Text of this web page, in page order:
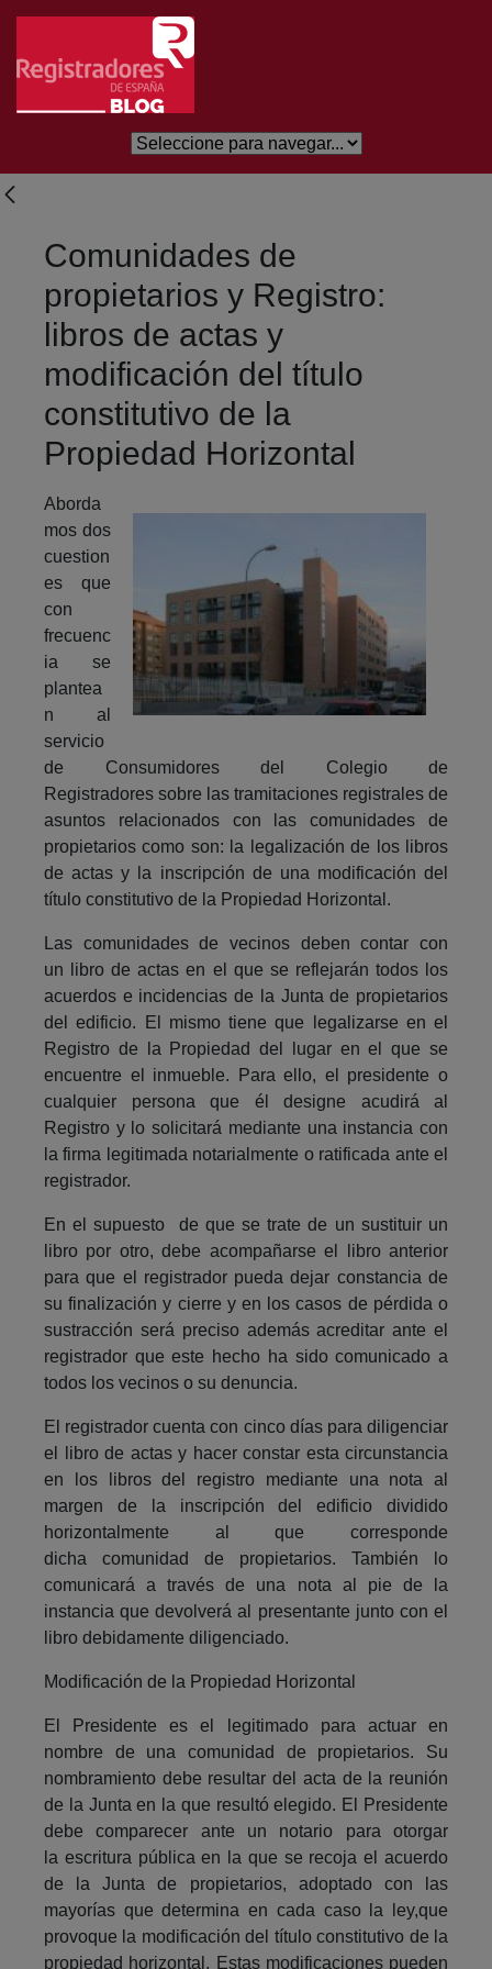
Saltar al contenido principal
Comunidades de
propietarios y Registro:
libros de actas y
modificación del título
constitutivo de la
Propiedad Horizontal
Aborda
mos dos
cuestion
es que
con
frecuenc
ia se
plantea
n al
servicio
de Consumidores del Colegio de
Registradores sobre las tramitaciones registrales de
asuntos relacionados con las comunidades de
propietarios como son: la legalización de los libros
de actas y la inscripción de una modificación del
título constitutivo de la Propiedad Horizontal.
Las comunidades de vecinos deben contar con
un libro de actas en el que se reflejarán todos los
acuerdos e incidencias de la Junta de propietarios
del edificio. El mismo tiene que legalizarse en el
Registro de la Propiedad del lugar en el que se
encuentre el inmueble. Para ello, el presidente o
cualquier persona que él designe acudirá al
Registro y lo solicitará mediante una instancia con
la firma legitimada notarialmente o ratificada ante el
registrador.
En el supuesto de que se trate de un sustituir un
libro por otro, debe acompañarse el libro anterior
para que el registrador pueda dejar constancia de
su finalización y cierre y en los casos de pérdida o
sustracción será preciso además acreditar ante el
registrador que este hecho ha sido comunicado a
todos los vecinos o su denuncia.
El registrador cuenta con cinco días para diligenciar
el libro de actas y hacer constar esta circunstancia
en los libros del registro mediante una nota al
margen de la inscripción del edificio dividido
horizontalmente al que corresponde
dicha comunidad de propietarios. También lo
comunicará a través de una nota al pie de la
instancia que devolverá al presentante junto con el
libro debidamente diligenciado.
Modificación de la Propiedad Horizontal
El Presidente es el legitimado para actuar en
nombre de una comunidad de propietarios. Su
nombramiento debe resultar del acta de la reunión
de la Junta en la que resultó elegido. El Presidente
debe comparecer ante un notario para otorgar
la escritura pública en la que se recoja el acuerdo
de la Junta de propietarios, adoptado con las
mayorías que determina en cada caso la ley,que
provoque la modificación del título constitutivo de la
propiedad horizontal. Estas modificaciones pueden